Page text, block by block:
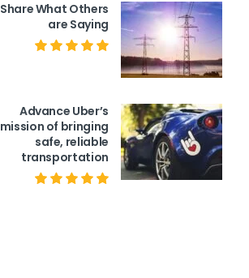
Share What Others
are Saying
Advance Uber’s
mission of bringing
safe, reliable
transportation